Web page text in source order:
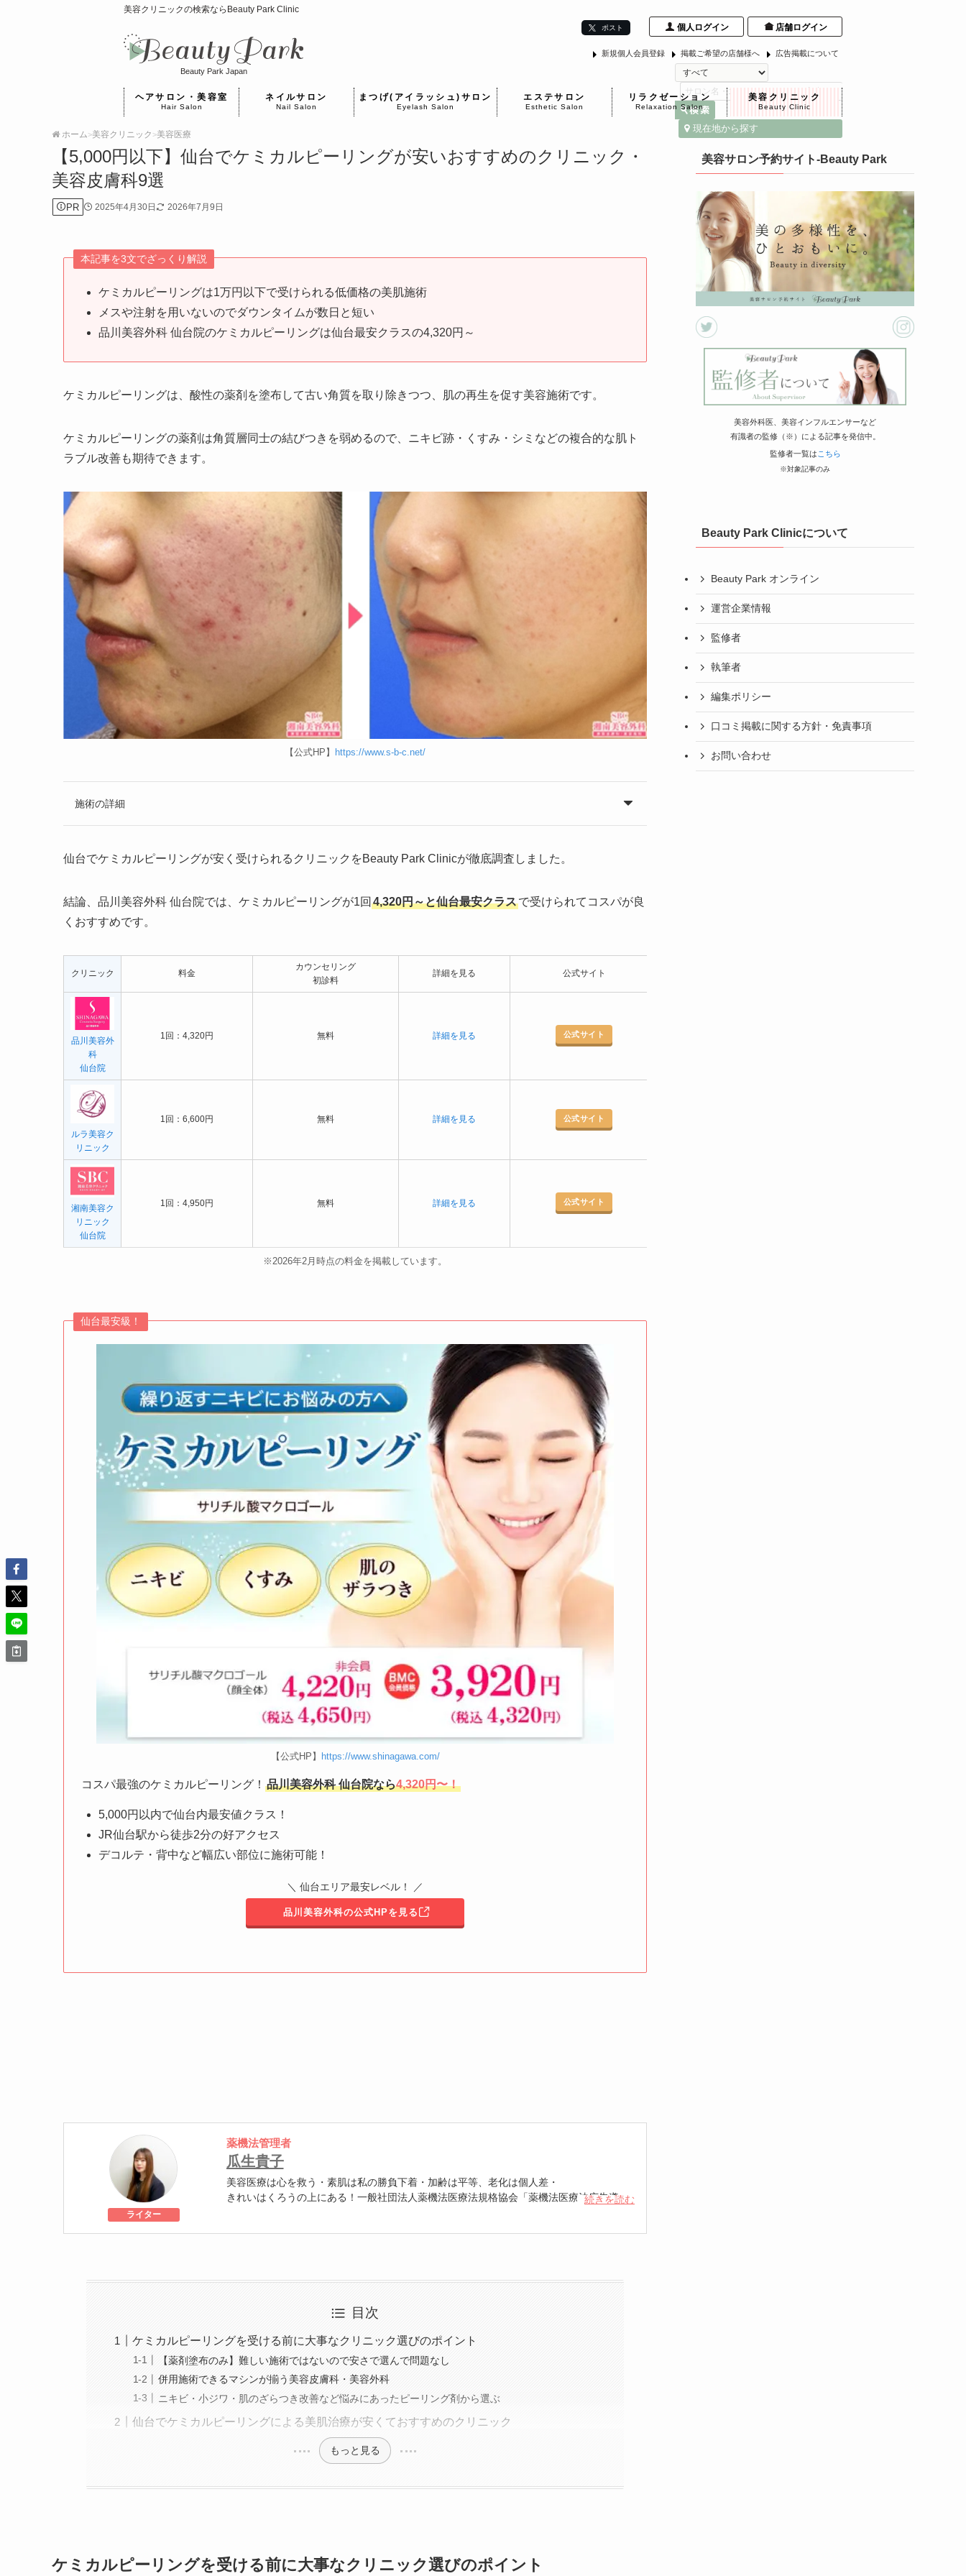
美容クリニックの検索ならBeauty Park Clinic
個人ログイン
店舗ログイン
Beauty Park Japan
ポスト
広告掲載について
掲載ご希望の店舗様へ
新規個人会員登録
現在地から探す
ヘアサロン・美容室
Hair Salon
ネイルサロン
Nail Salon
まつげ(アイラッシュ)サロン
Eyelash Salon
エステサロン
Esthetic Salon
リラクゼーション
Relaxation Salon
美容クリニック
Beauty Clinic
ホーム>美容クリニック >美容医療
【5,000円以下】仙台でケミカルピーリングが安いおすすめのクリニック・
美容皮膚科9選
PR 2025年4月30日 2026年7月9日
本記事を3文でざっくり解説
ケミカルピーリングは1万円以下で受けられる低価格の美肌施術
メスや注射を用いないのでダウンタイムが数日と短い
品川美容外科 仙台院のケミカルピーリングは仙台最安クラスの4,320円～
ケミカルピーリングは、酸性の薬剤を塗布して古い角質を取り除きつつ、肌の再生を促す美容施術です。
ケミカルピーリングの薬剤は角質層同士の結びつきを弱めるので、ニキビ跡・くすみ・シミなどの複合的な肌ト
ラブル改善も期待できます。
【公式HP】 https://www.s-b-c.net/
施術の詳細
仙台でケミカルピーリングが安く受けられるクリニックをBeauty Park Clinicが徹底調査しました。
結論、品川美容外科 仙台院では、ケミカルピーリングが1回 4,320円～と仙台最安クラスで受けられてコスパが良
くおすすめです。
クリニック 料金
カウンセリング
初診料
詳細を見る 公式サイト
品川美容外
科
仙台院
1回：4,320円 無料 詳細を見る 公式サイト
ルラ美容ク
リニック
1回：6,600円 無料 詳細を見る 公式サイト
湘南美容ク
リニック
仙台院
1回：4,950円 無料 詳細を見る 公式サイト
※2026年2月時点の料金を掲載しています。
仙台最安級！
【公式HP】 https://www.shinagawa.com/
コスパ最強のケミカルピーリング！ 品川美容外科 仙台院なら4,320円〜！
5,000円以内で仙台内最安値クラス！
JR仙台駅から徒歩2分の好アクセス
デコルテ・背中など幅広い部位に施術可能！
＼ 仙台エリア最安レベル！ ／
品川美容外科の公式HPを見る
ライター
薬機法管理者
瓜生貴子
美容医療は心を救う・素肌は私の勝負下着・加齢は平等、老化は個人差・
きれいはくろうの上にある！一般社団法人薬機法医療法規格協会「薬機法医療法広告遵守
続きを読む
目次
ケミカルピーリングを受ける前に大事なクリニック選びのポイント
【薬剤塗布のみ】難しい施術ではないので安さで選んで問題なし
併用施術できるマシンが揃う美容皮膚科・美容外科
ニキビ・小ジワ・肌のざらつき改善など悩みにあったピーリング剤から選ぶ
仙台でケミカルピーリングによる美肌治療が安くておすすめのクリニック
もっと見る
ケミカルピーリングを受ける前に大事なクリニック選びのポイント
美容サロン予約サイト-Beauty Park
美容外科医、美容インフルエンサーなど
有識者の監修（※）による記事を発信中。
監修者一覧は こちら
※対象記事のみ
Beauty Park Clinicについて
Beauty Park オンライン
運営企業情報
監修者
執筆者
編集ポリシー
口コミ掲載に関する方針・免責事項
お問い合わせ